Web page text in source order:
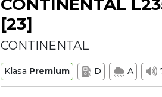
CONTINENTAL
[23]
CONTINENTAL
Klasa Premium D A